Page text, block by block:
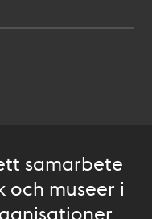
samarbete
och museer i